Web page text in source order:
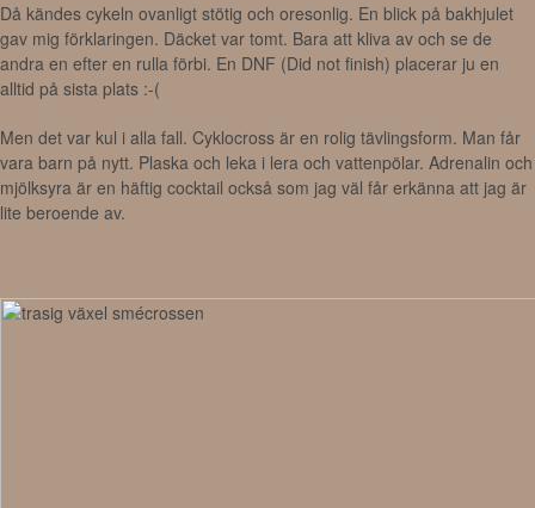
Då kändes cykeln ovanligt stötig och oresonlig. En blick på bakhjulet
gav mig förklaringen. Däcket var tomt. Bara att kliva av och se de
andra en efter en rulla förbi. En DNF (Did not finish) placerar ju en
alltid på sista plats :-(
Men det var kul i alla fall. Cyklocross är en rolig tävlingsform. Man får
vara barn på nytt. Plaska och leka i lera och vattenpölar. Adrenalin och
mjölksyra är en häftig cocktail också som jag väl får erkänna att jag är
lite beroende av.